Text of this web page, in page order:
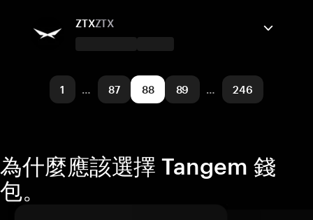
BNB Smart Chain
發送/接收 購買
Hedera Hashgraph
ZTXZTX
發送/接收 購買 兌換
1 … 87 88 89 … 246
為什麼應該選擇 Tangem 錢
包。